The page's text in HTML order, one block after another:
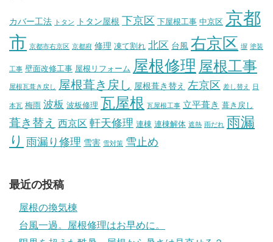
カバー工法 トタン トタン屋根 下京区 下屋根工事 中京区 京都
市 京都市右京区 京都府 修理 凍て割れ 北区 台風 右京区 塀 塗装
工事 壁面改修工事 屋根リフォーム 屋根修理 屋根工事
屋根瓦葺き戻し 屋根葺き戻し 屋根葺き替え 左京区 差し替え 日
本瓦 梅雨 波板 波板修理 瓦屋根 瓦屋根工事 立平葺き 葺き戻し
葺き替え 西京区 軒天修理 連棟 連棟解体 遮熱 雨だれ 雨漏
り 雨漏り修理 雪害 雪対策 雪止め
最近の投稿
屋根の換気棟
台風一過。屋根修理はお早めに。